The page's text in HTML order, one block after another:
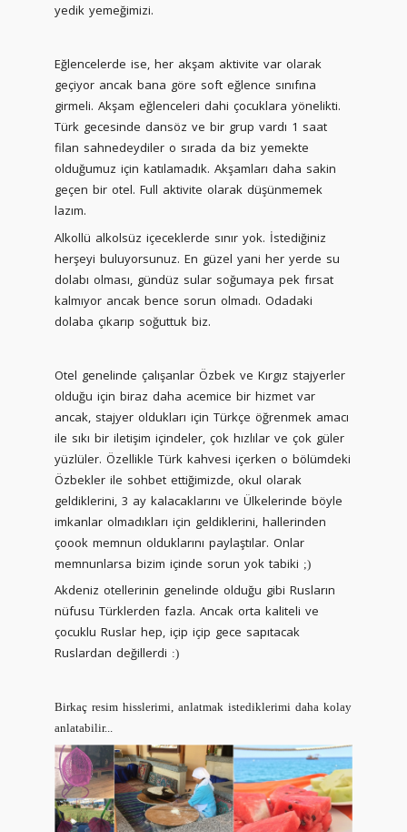
yedik yemeğimizi.
Eğlencelerde ise, her akşam aktivite var olarak
geçiyor ancak bana göre soft eğlence sınıfına
girmeli. Akşam eğlenceleri dahi çocuklara yönelikti.
Türk gecesinde dansöz ve bir grup vardı 1 saat
filan sahnedeydiler o sırada da biz yemekte
olduğumuz için katılamadık. Akşamları daha sakin
geçen bir otel. Full aktivite olarak düşünmemek
lazım.
Alkollü alkolsüz içeceklerde sınır yok. İstediğiniz
herşeyi buluyorsunuz. En güzel yani her yerde su
dolabı olması, gündüz sular soğumaya pek fırsat
kalmıyor ancak bence sorun olmadı. Odadaki
dolaba çıkarıp soğuttuk biz.
Otel genelinde çalışanlar Özbek ve Kırgız stajyerler
olduğu için biraz daha acemice bir hizmet var
ancak, stajyer oldukları için Türkçe öğrenmek amacı
ile sıkı bir iletişim içindeler, çok hızlılar ve çok güler
yüzlüler. Özellikle Türk kahvesi içerken o bölümdeki
Özbekler ile sohbet ettiğimizde, okul olarak
geldiklerini, 3 ay kalacaklarını ve Ülkelerinde böyle
imkanlar olmadıkları için geldiklerini, hallerinden
çoook memnun olduklarını paylaştılar. Onlar
memnunlarsa bizim içinde sorun yok tabiki ;)
Akdeniz otellerinin genelinde olduğu gibi Rusların
nüfusu Türklerden fazla. Ancak orta kaliteli ve
çocuklu Ruslar hep, içip içip gece sapıtacak
Ruslardan değillerdi :)
Birkaç resim hisslerimi, anlatmak istediklerimi daha kolay
anlatabilir...